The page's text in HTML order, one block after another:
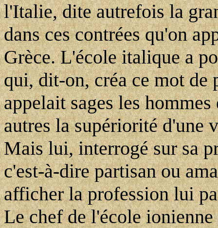
l'Italie, dite autrefois la
dans ces contrées qu'on
Grèce. L'école italique a
qui, dit-on, créa ce mot
appelait sages les
autres la supériorité d'une
Mais lui, interrogé sur sa
c'est-à-dire partisan ou
afficher la profession lui
Le chef de l'école